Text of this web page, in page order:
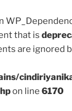
that is
are ignored
on line 6170